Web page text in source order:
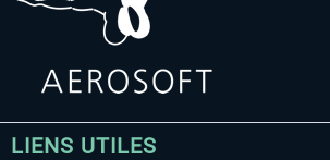
LIENS UTILES